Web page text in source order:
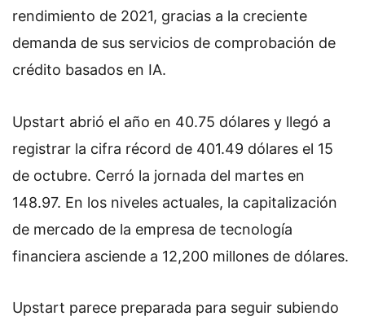
rendimiento de 2021, gracias a la creciente
demanda de sus servicios de comprobación de
crédito basados en IA.
Upstart abrió el año en 40.75 dólares y llegó a
registrar la cifra récord de 401.49 dólares el 15
de octubre. Cerró la jornada del martes en
148.97. En los niveles actuales, la capitalización
de mercado de la empresa de tecnología
financiera asciende a 12,200 millones de dólares.
Upstart parece preparada para seguir subiendo